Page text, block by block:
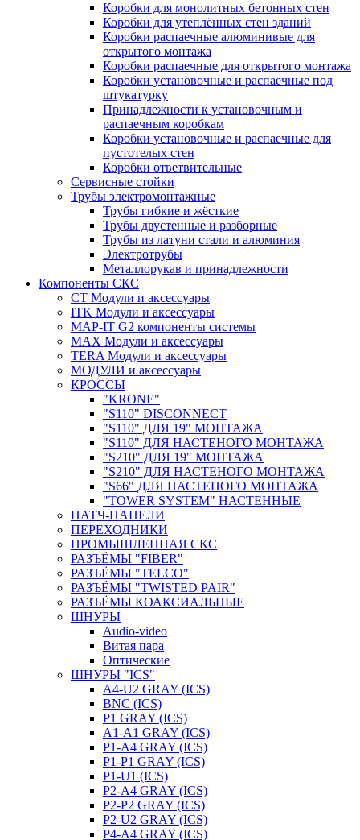
Коробки для монолитных бетонных стен
Коробки для утеплённых стен зданий
Коробки распаечные алюминивые для
открытого монтажа
Коробки распаечные для открытого монтажа
Коробки установочные и распаечные под
штукатурку
Принадлежности к установочным и
распаечным коробкам
Коробки установочные и распаечные для
пустотелых стен
Коробки ответвительные
Сервисные стойки
Трубы электромонтажные
Трубы гибкие и жёсткие
Трубы двустенные и разборные
Трубы из латуни стали и алюминия
Электротрубы
Металлорукав и принадлежности
Компоненты СКС
CT Модули и аксессуары
ITK Модули и аксессуары
MAP-IT G2 компоненты системы
MAX Модули и аксессуары
TERA Модули и аксессуары
МОДУЛИ и аксессуары
КРОССЫ
"KRONE"
"S110" DISCONNECT
"S110" ДЛЯ 19" МОНТАЖА
"S110" ДЛЯ НАСТЕНОГО МОНТАЖА
"S210" ДЛЯ 19" МОНТАЖА
"S210" ДЛЯ НАСТЕНОГО МОНТАЖА
"S66" ДЛЯ НАСТЕНОГО МОНТАЖА
"TOWER SYSTEM" НАСТЕННЫЕ
ПАТЧ-ПАНЕЛИ
ПЕРЕХОДНИКИ
ПРОМЫШЛЕННАЯ СКС
РАЗЪЁМЫ "FIBER"
РАЗЪЁМЫ "TELCO"
РАЗЪЁМЫ "TWISTED PAIR"
РАЗЪЁМЫ КОАКСИАЛЬНЫЕ
ШНУРЫ
Audio-video
Витая пара
Оптические
ШНУРЫ "ICS"
A4-U2 GRAY (ICS)
BNC (ICS)
P1 GRAY (ICS)
A1-A1 GRAY (ICS)
P1-A4 GRAY (ICS)
P1-P1 GRAY (ICS)
P1-U1 (ICS)
P2-A4 GRAY (ICS)
P2-P2 GRAY (ICS)
P2-U2 GRAY (ICS)
P4-A4 GRAY (ICS)